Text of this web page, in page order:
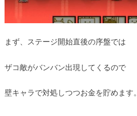
まず、ステージ開始直後の序盤では
ザコ敵がバンバン出現してくるので
壁キャラで対処しつつお金を貯めます。